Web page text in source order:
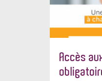
Accès